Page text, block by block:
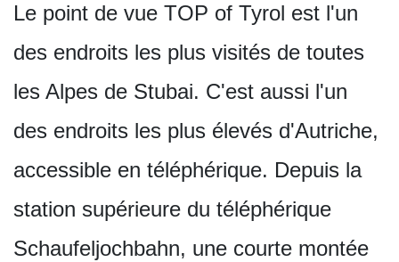
Le point de vue TOP of Tyrol est l'un
des endroits les plus visités de toutes
les Alpes de Stubai. C'est aussi l'un
des endroits les plus élevés d'Autriche,
accessible en téléphérique. Depuis la
station supérieure du téléphérique
Schaufeljochbahn, une courte montée